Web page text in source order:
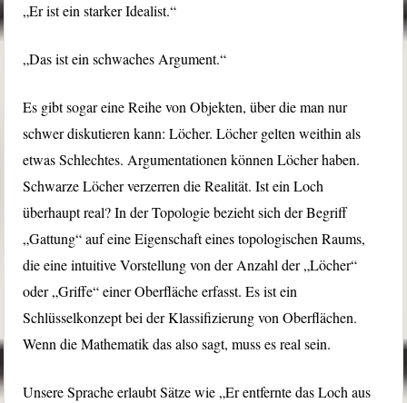
„Er ist ein starker Idealist.“
„Das ist ein schwaches Argument.“
Es gibt sogar eine Reihe von Objekten, über die man nur
schwer diskutieren kann: Löcher. Löcher gelten weithin als
etwas Schlechtes. Argumentationen können Löcher haben.
Schwarze Löcher verzerren die Realität. Ist ein Loch
überhaupt real? In der Topologie bezieht sich der Begriff
„Gattung“ auf eine Eigenschaft eines topologischen Raums,
die eine intuitive Vorstellung von der Anzahl der „Löcher“
oder „Griffe“ einer Oberfläche erfasst. Es ist ein
Schlüsselkonzept bei der Klassifizierung von Oberflächen.
Wenn die Mathematik das also sagt, muss es real sein.
Unsere Sprache erlaubt Sätze wie „Er entfernte das Loch aus